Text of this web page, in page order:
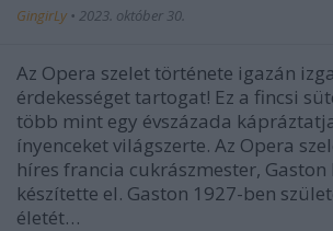
GingirLy • 2023. október 30.
Az Opera szelet története igazán
érdekességet tartogat! Ez a fincsi
több mint egy évszázada
ínyenceket világszerte. Az Opera
híres francia cukrászmester, Gaston
készítette el. Gaston 1927-ben
életét…